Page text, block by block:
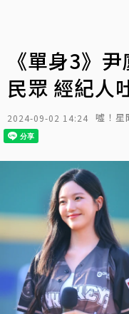
《單身3》
民眾 經紀人
2024-09-02 14:24 噓！星